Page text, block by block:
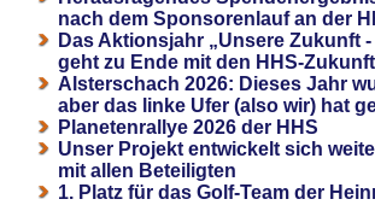
nach dem Sponsorenlauf an der
Das Aktionsjahr „Unsere Zukunft
geht zu Ende mit den HHS-
Alsterschach 2026: Dieses Jahr
aber das linke Ufer (also wir) hat
Planetenrallye 2026 der HHS
Unser Projekt entwickelt sich
mit allen Beteiligten
1. Platz für das Golf-Team der